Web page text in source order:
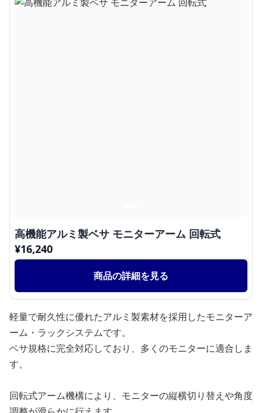
高機能アルミ製ベサ モニターアーム 回転式
¥16,240
商品の詳細を見る
軽量で耐久性に優れたアルミ製素材を採用したモニターア
ーム・ラックシステムです。
ベサ規格に完全対応しており、多くのモニターに適合しま
す。
回転式アーム機構により、モニターの縦横切り替えや角度